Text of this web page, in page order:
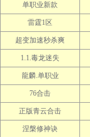
单职业新款
雷霆1区
超变加速秒杀爽
1.1.毒龙迷失
龍麟.单职业
76合击
正版青云合击
涅槃修神诀